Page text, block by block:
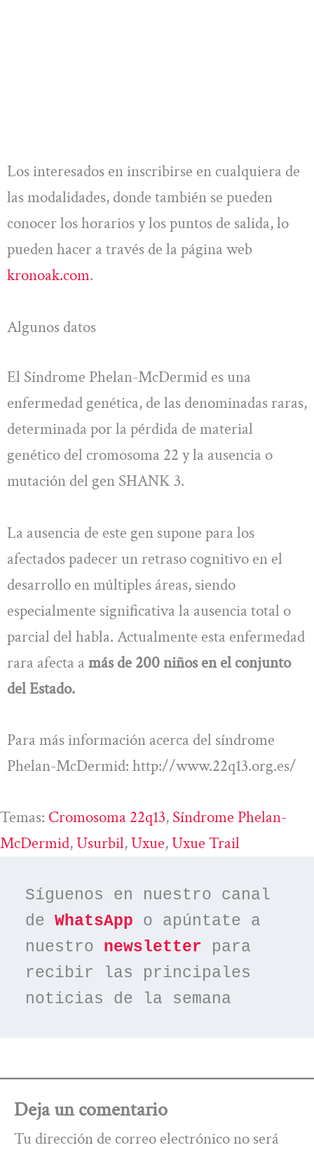
Los interesados en inscribirse en cualquiera de
las modalidades, donde también se pueden
conocer los horarios y los puntos de salida, lo
pueden hacer a través de la página web
kronoak.com.
Algunos datos
El Síndrome Phelan-McDermid es una
enfermedad genética, de las denominadas raras,
determinada por la pérdida de material
genético del cromosoma 22 y la ausencia o
mutación del gen SHANK 3.
La ausencia de este gen supone para los
afectados padecer un retraso cognitivo en el
desarrollo en múltiples áreas, siendo
especialmente significativa la ausencia total o
parcial del habla. Actualmente esta enfermedad
rara afecta a más de 200 niños en el conjunto
del Estado.
Para más información acerca del síndrome
Phelan-McDermid: http://www.22q13.org.es/
Temas: Cromosoma 22q13, Síndrome Phelan-
McDermid, Usurbil, Uxue, Uxue Trail
Síguenos en nuestro canal
de WhatsApp o apúntate a
nuestro newsletter para
recibir las principales
noticias de la semana
Deja un comentario
Tu dirección de correo electrónico no será